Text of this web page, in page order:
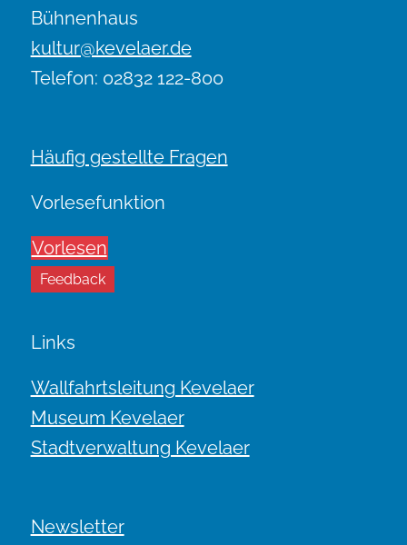
Bühnenhaus
kultur@kevelaer.de
Telefon: 02832 122-800
Häufig gestellte Fragen
Vorlesefunktion
Vorlesen
Feedback
Links
Wallfahrtsleitung Kevelaer
Museum Kevelaer
Stadtverwaltung Kevelaer
Newsletter